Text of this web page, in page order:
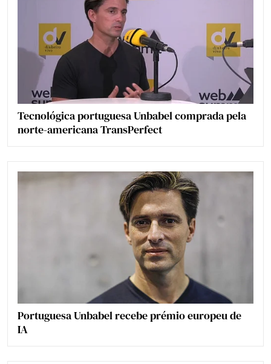
Tecnológica portuguesa Unbabel comprada pela
norte-americana TransPerfect
Portuguesa Unbabel recebe prémio europeu de
IA